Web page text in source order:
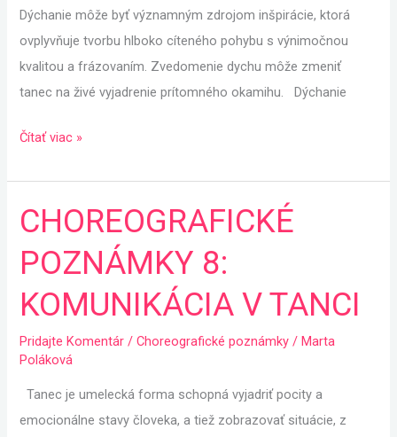
Dýchanie môže byť významným zdrojom inšpirácie, ktorá
ovplyvňuje tvorbu hlboko cíteného pohybu s výnimočnou
kvalitou a frázovaním. Zvedomenie dychu môže zmeniť
tanec na živé vyjadrenie prítomného okamihu. Dýchanie
Čítať viac »
CHOREOGRAFICKÉ
POZNÁMKY 8:
KOMUNIKÁCIA V TANCI
Pridajte Komentár /Choreografické poznámky /Marta
Poláková
Tanec je umelecká forma schopná vyjadriť pocity a
emocionálne stavy človeka, a tiež zobrazovať situácie, z
CHOREOGRAFICKÉ
8:
KOMUNIKÁCIA
V
TANCI